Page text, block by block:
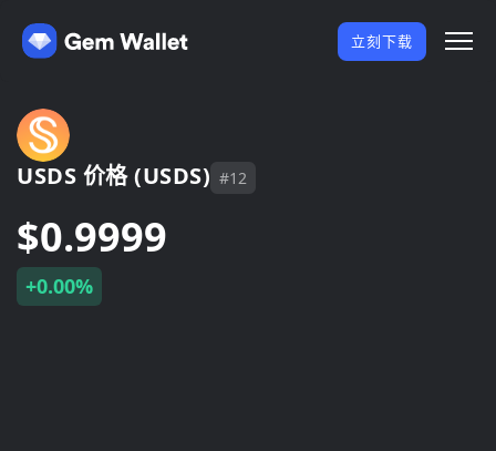
立刻下载
USDS 价格 (USDS) #12
$0.9999
+0.00%